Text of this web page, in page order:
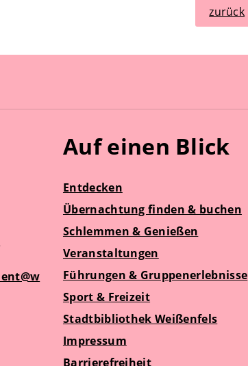
zurück
Auf einen Blick
Entdecken
Übernachtung finden & buchen
Schlemmen & Genießen
Veranstaltungen
Führungen & Gruppenerlebnisse
Sport & Freizeit
Stadtbibliothek Weißenfels
Impressum
Barrierefreiheit